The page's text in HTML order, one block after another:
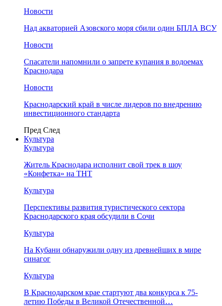
Новости
Над акваторией Азовского моря сбили один БПЛА ВСУ
Новости
Спасатели напомнили о запрете купания в водоемах
Краснодара
Новости
Краснодарский край в числе лидеров по внедрению
инвестиционного стандарта
Пред След
Культура
Культура
Житель Краснодара исполнит свой трек в шоу
«Конфетка» на ТНТ
Культура
Перспективы развития туристического сектора
Краснодарского края обсудили в Сочи
Культура
На Кубани обнаружили одну из древнейших в мире
синагог
Культура
В Краснодарском крае стартуют два конкурса к 75-
летию Победы в Великой Отечественной…